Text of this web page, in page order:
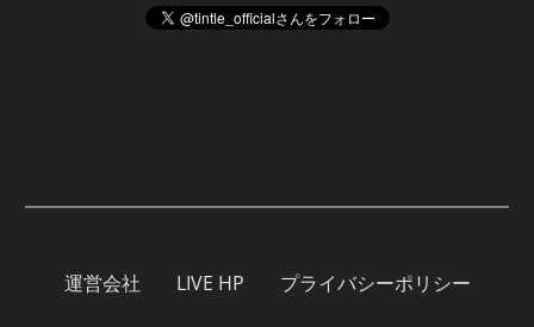
運営会社 LIVE HP プライバシーポリシー